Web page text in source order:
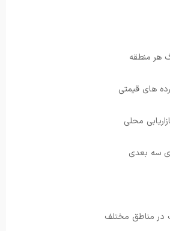
هر منطقه
های قیمتی
محلی
سه بعدی
در مناطق مختلف